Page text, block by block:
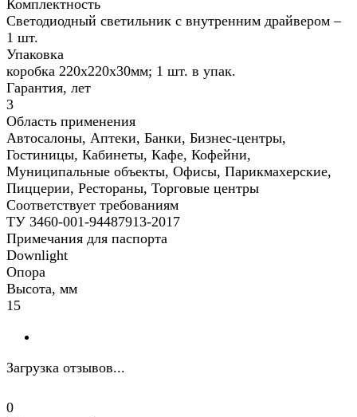
Комплектность
Светодиодный светильник с внутренним драйвером –
1 шт.
Упаковка
коробка 220х220х30мм; 1 шт. в упак.
Гарантия, лет
3
Область применения
Автосалоны, Аптеки, Банки, Бизнес-центры,
Гостиницы, Кабинеты, Кафе, Кофейни,
Муниципальные объекты, Офисы, Парикмахерские,
Пиццерии, Рестораны, Торговые центры
Соответствует требованиям
ТУ 3460-001-94487913-2017
Примечания для паспорта
Downlight
Опора
Высота, мм
15
Загрузка отзывов...
0